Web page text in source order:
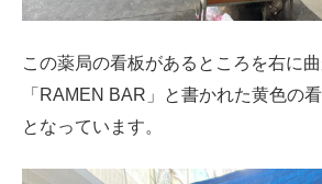
この薬局の看板があるところを右に
「RAMEN BAR」と書かれた黄色の
となっています。